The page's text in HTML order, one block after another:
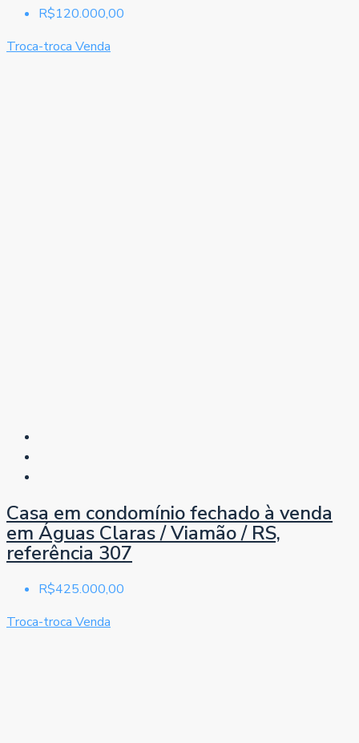
R$120.000,00
Troca-troca Venda
Casa em condomínio fechado à venda
em Águas Claras / Viamão / RS,
referência 307
R$425.000,00
Troca-troca Venda